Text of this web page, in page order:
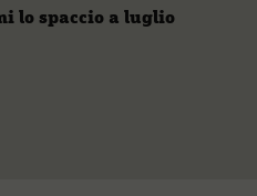
lo spaccio a luglio